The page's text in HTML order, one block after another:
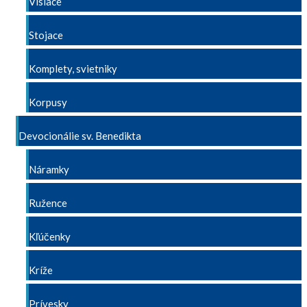
Stojace
Komplety, svietniky
Korpusy
Devocionálie sv. Benedikta
Náramky
Ružence
Kľúčenky
Kríže
Prívesky